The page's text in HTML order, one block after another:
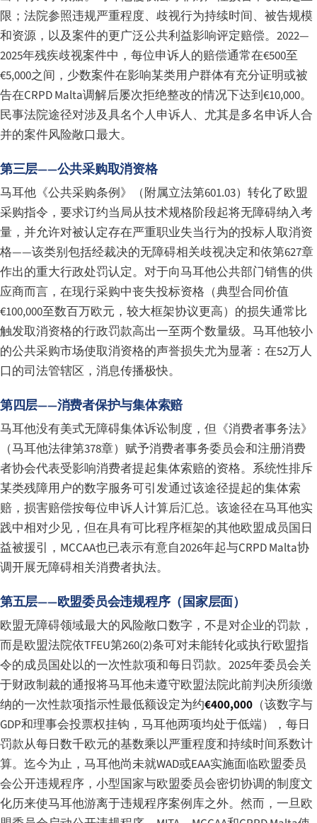
限；法院参照违规严重程度、歧视行为持续时间、被告规模
和资源，以及案件的更广泛公共利益影响评定赔偿。2022—
2025年残疾歧视案件中，每位申诉人的赔偿通常在€500至
€5,000之间，少数案件在影响某类用户群体有充分证明或被
告在CRPD Malta调解后屡次拒绝整改的情况下达到€10,000。
民事法院途径对涉及具名个人申诉人、尤其是多名申诉人合
并的案件风险敞口最大。
第三层——公共采购取消资格
马耳他《公共采购条例》（附属立法第601.03）转化了欧盟
采购指令，要求订约当局从技术规格阶段起将无障碍纳入考
量，并允许对被认定存在严重职业失当行为的投标人取消资
格——该类别包括经裁决的无障碍相关歧视决定和依第627章
作出的重大行政处罚认定。对于向马耳他公共部门销售的供
应商而言，在现行采购中丧失投标资格（典型合同价值
€100,000至数百万欧元，较大框架协议更高）的损失通常比
触发取消资格的行政罚款高出一至两个数量级。马耳他较小
的公共采购市场使取消资格的声誉损失尤为显著：在52万人
口的司法管辖区，消息传播极快。
第四层——消费者保护与集体索赔
马耳他没有美式无障碍集体诉讼制度，但《消费者事务法》
（马耳他法律第378章）赋予消费者事务委员会和注册消费
者协会代表受影响消费者提起集体索赔的资格。系统性排斥
某类残障用户的数字服务可引发通过该途径提起的集体索
赔，损害赔偿按每位申诉人计算后汇总。该途径在马耳他实
践中相对少见，但在具有可比程序框架的其他欧盟成员国日
益被援引，MCCAA也已表示有意自2026年起与CRPD Malta协
调开展无障碍相关消费者执法。
第五层——欧盟委员会违规程序（国家层面）
欧盟无障碍领域最大的风险敞口数字，不是对企业的罚款，
而是欧盟法院依TFEU第260(2)条可对未能转化或执行欧盟指
令的成员国处以的一次性款项和每日罚款。2025年委员会关
于财政制裁的通报将马耳他未遵守欧盟法院此前判决所须缴
纳的一次性款项指示性最低额设定为约€400,000 （该数字与
GDP和理事会投票权挂钩，马耳他两项均处于低端），每日
罚款从每日数千欧元的基数乘以严重程度和持续时间系数计
算。迄今为止，马耳他尚未就WAD或EAA实施面临欧盟委员
会公开违规程序，小型国家与欧盟委员会密切协调的制度文
化历来使马耳他游离于违规程序案例库之外。然而，一旦欧